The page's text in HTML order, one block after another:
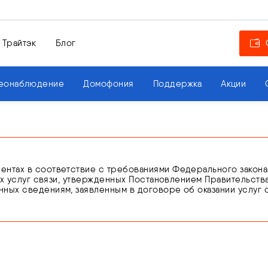
Блог
Домофония Поддержка Акции
в соответствие с требованиями Федерального закона
услуг связи, утвержденных Постановлением
сведениям, заявленным в договоре об оказании услуг
услуг связи вплоть до устранения нарушений на